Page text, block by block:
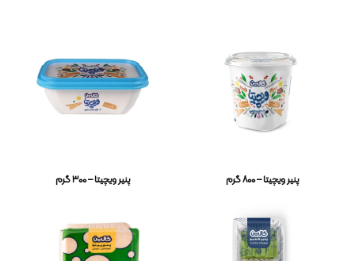
پنیر ویچیتا – ۸۰۰ گرم پنیر ویچیتا – ۳۰۰ گرم